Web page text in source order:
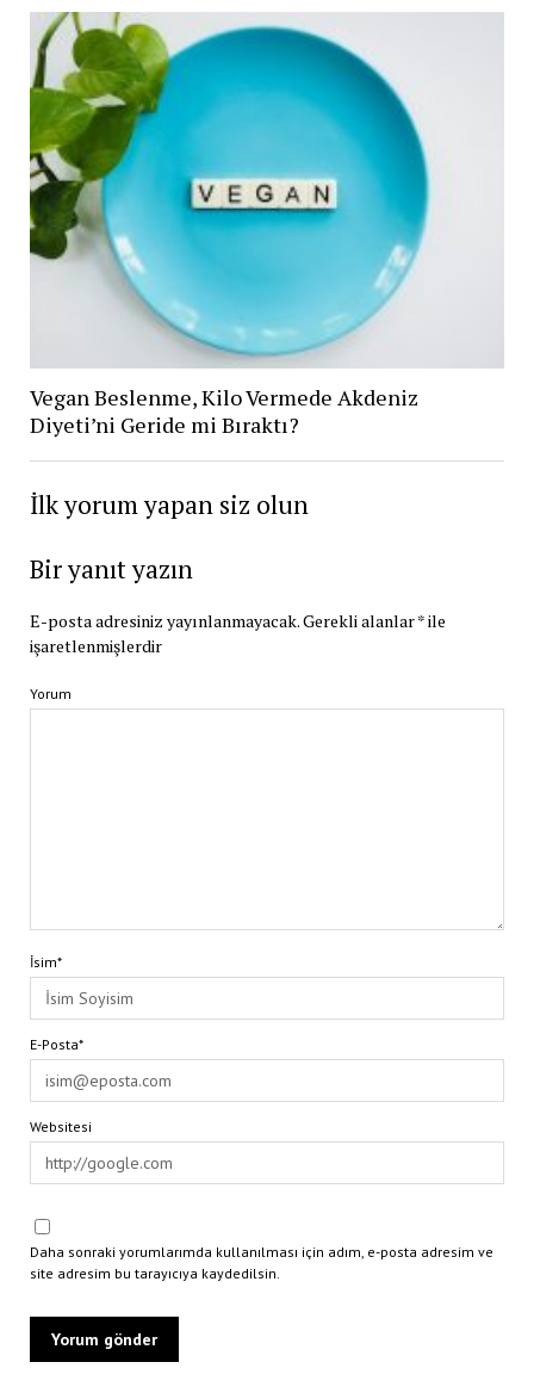
Vegan Beslenme, Kilo Vermede Akdeniz
Diyeti’ni Geride mi Bıraktı?
İlk yorum yapan siz olun
Bir yanıt yazın
E-posta adresiniz yayınlanmayacak.Gerekli alanlar*ile
işaretlenmişlerdir
Yorum
İsim*
E-Posta*
Websitesi
Daha sonraki yorumlarımda kullanılması için adım, e-posta adresim ve
site adresim bu tarayıcıya kaydedilsin.